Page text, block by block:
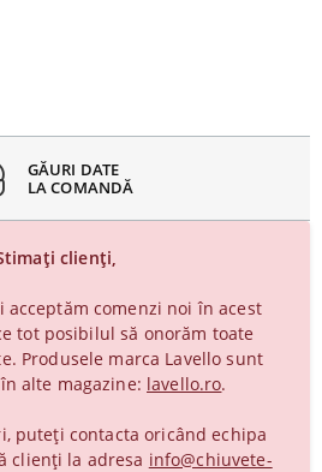
GĂURI DATE
LA COMANDĂ
clienți,
acceptăm comenzi noi în acest
tot posibilul să onorăm toate
Produsele marca Lavello sunt
alte magazine: lavello.ro.
puteți contacta oricând echipa
clienți la adresa info@chiuvete-